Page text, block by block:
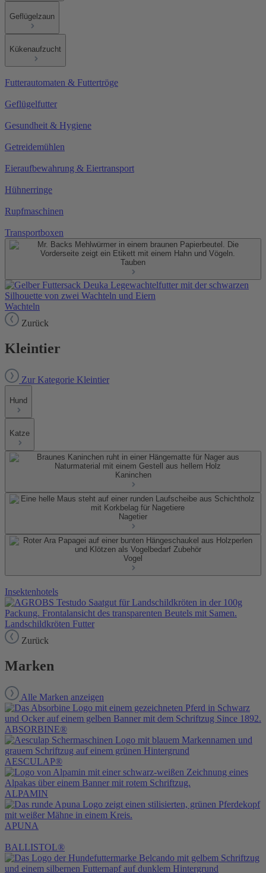
Geflügelzaun
Kükenaufzucht
Futterautomaten & Futtertröge
Geflügelfutter
Gesundheit & Hygiene
Getreidemühlen
Eieraufbewahrung & Eiertransport
Hühnerringe
Rupfmaschinen
Transportboxen
Tauben
Wachteln
Zurück
Kleintier
Zur Kategorie Kleintier
Hund
Katze
Kaninchen
Nagetier
Vogel
Insektenhotels
Landschildkröten Futter
Zurück
Marken
Alle Marken anzeigen
ABSORBINE®
AESCULAP®
ALPAMIN
APUNA
BALLISTOL®